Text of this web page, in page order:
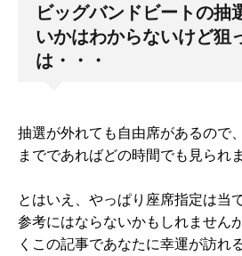
ビッグバンドビートの抽
いかはわからないけど狙
は・・・
抽選が外れても自由席があるので
までであればどの時間でも見られま
とはいえ、やっぱり座席指定は当
参考にはならないかもしれません
くこの記事であなたに幸運が訪れ